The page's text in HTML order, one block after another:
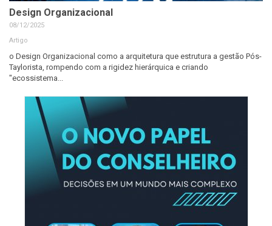
Design Organizacional
08/12/2025
Artigo
o Design Organizacional como a arquitetura que estrutura a gestão Pós-
Taylorista, rompendo com a rigidez hierárquica e criando
"ecossistema...